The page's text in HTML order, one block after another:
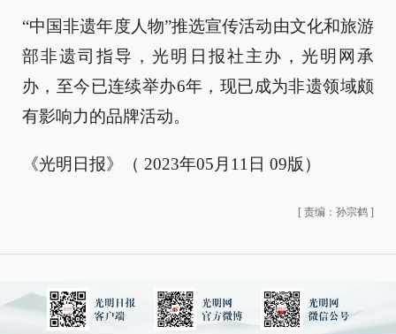
“中国非遗年度人物”推选宣传活动由文化和旅游
部非遗司指导，光明日报社主办，光明网承
办，至今已连续举办6年，现已成为非遗领域颇
有影响力的品牌活动。
《光明日报》（ 2023年05月11日 09版）
[ 责编：孙宗鹤 ]